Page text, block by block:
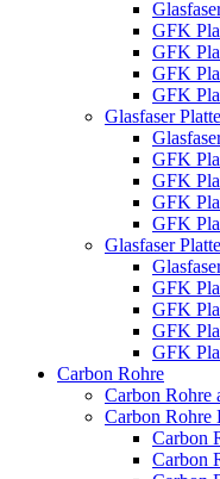
GFK
GFK
GFK
GFK
Glasfaser
GFK
GFK
GFK
GFK
Glasfaser
GFK
GFK
GFK
GFK
Carbon Rohre
Carbon Rohre
Carbon Rohre
Carbon
Carbon